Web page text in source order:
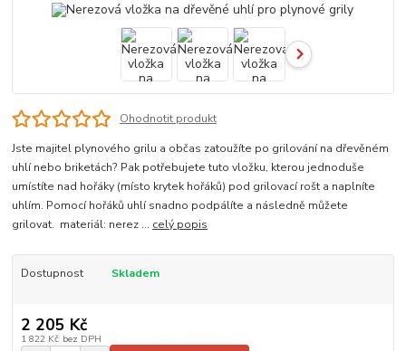
Ohodnotit produkt
Jste majitel plynového grilu a občas zatoužíte po grilování na dřevěném
uhlí nebo briketách? Pak potřebujete tuto vložku, kterou jednoduše
umístíte nad hořáky (místo krytek hořáků) pod grilovací rošt a naplníte
uhlím. Pomocí hořáků uhlí snadno podpálíte a následně můžete
grilovat. materiál: nerez ... celý popis
Dostupnost Skladem
2 205 Kč
1 822 Kč bez DPH